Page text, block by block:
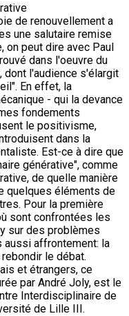
de renouvellement a
une salutaire remise
on peut dire avec Paul
dans l'oeuvre du
dont l'audience s'élargit
En effet, la
- qui la devance
fondements
le positivisme,
dans la
Est-ce à dire que
générative", comme
de quelle manière
quelques éléments de
Pour la première
sont confrontées les
sur des problèmes
aussi affrontement: la
le débat.
et étrangers, ce
par André Joly, est le
Interdisciplinaire de
de Lille III.